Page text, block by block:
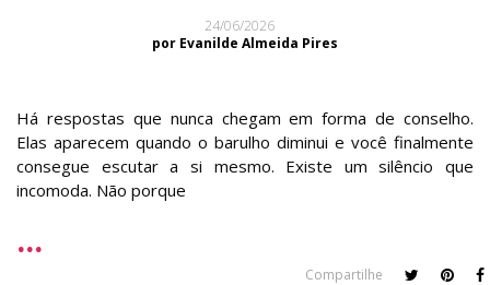
24/06/2026
por Evanilde Almeida Pires
Há respostas que nunca chegam em forma de conselho.
Elas aparecem quando o barulho diminui e você finalmente
consegue escutar a si mesmo. Existe um silêncio que
incomoda. Não porque
Compartilhe